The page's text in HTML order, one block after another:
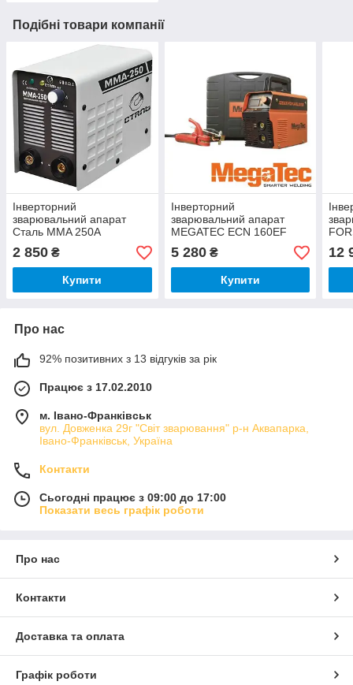
Подібні товари компанії
Інверторний
зварювальний апарат
Сталь MMA 250А
2 850 ₴
Купити
Інверторний
зварювальний апарат
MEGATEC ECN 160EF
5 280₴
Купити
12
Про нас
92% позитивних з 13 відгуків за рік
Працює з 17.02.2010
м. Івано-Франківськ
вул. Довженка 29г "Світ зварювання" р-н Аквапарка,
Івано-Франківськ, Україна
Контакти
Сьогодні працює з 09:00 до 17:00
Показати весь графік роботи
Про нас
Контакти
Доставка та оплата
Графік роботи